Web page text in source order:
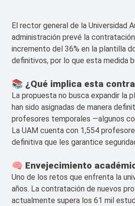
El rector general de la Universidad
administración prevé la
incremento del 36% en la plantilla
definitivos, por lo que esta medida
📚 ¿Qué implica esta
La propuesta no busca expandir la
han sido asignadas de manera
profesores temporales —algunos
La UAM cuenta con 1,554
definitiva que les garantice
🧠 Envejecimiento
Uno de los retos que enfrenta la
años. La contratación de nuevos
actualmente supera los 61 mil